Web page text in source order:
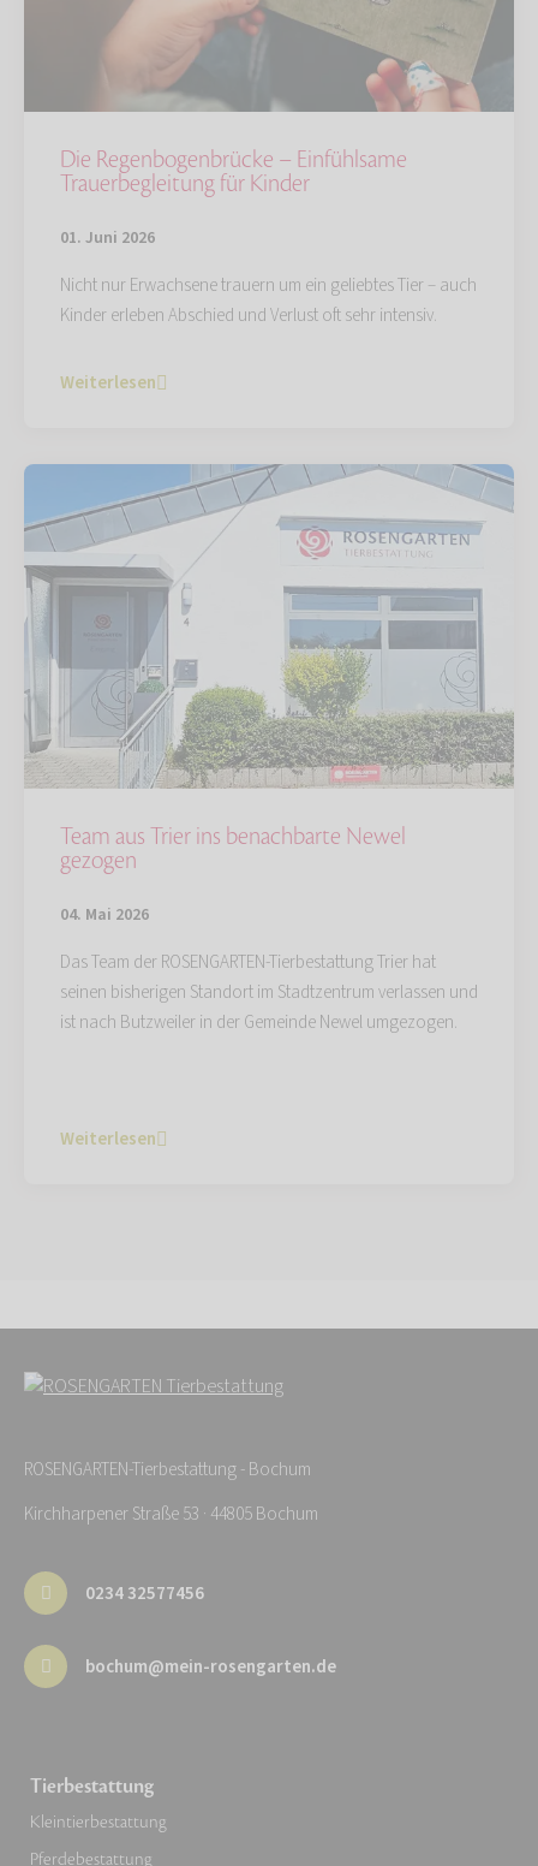
Die Regenbogenbrücke – Einfühlsame
Trauerbegleitung für Kinder
01. Juni 2026
Nicht nur Erwachsene trauern um ein geliebtes Tier – auch
Kinder erleben Abschied und Verlust oft sehr intensiv.
Weiterlesen
Team aus Trier ins benachbarte Newel
gezogen
04. Mai 2026
Das Team der ROSENGARTEN-Tierbestattung Trier hat
seinen bisherigen Standort im Stadtzentrum verlassen und
ist nach Butzweiler in der Gemeinde Newel umgezogen.
Weiterlesen
ROSENGARTEN-Tierbestattung - Bochum
Kirchharpener Straße 53 · 44805 Bochum
0234 32577456
bochum@mein-rosengarten.de
Tierbestattung
Kleintierbestattung
Pferdebestattung